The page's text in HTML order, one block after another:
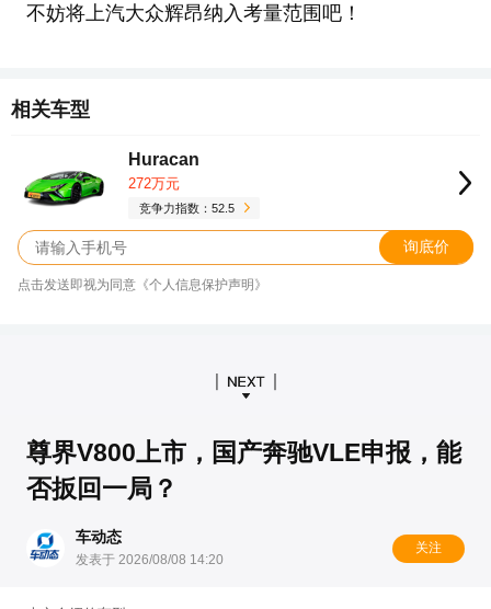
不妨将上汽大众辉昂纳入考量范围吧！
相关车型
Huracan
272万元
竞争力指数：52.5
询底价
点击发送即视为同意《个人信息保护声明》
尊界V800上市，国产奔驰VLE申报，能
否扳回一局？
车动态
发表于 2026/08/08 14:20
关注